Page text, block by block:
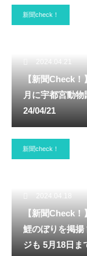
新聞check！
2024.04.21
【新聞Check
月に宇都宮動
24/04/21
新聞check！
2024.04.18
【新聞Check
鯉のぼりを掲揚
ジも 5月18日